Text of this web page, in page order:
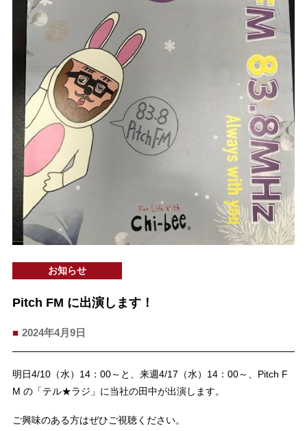
お知らせ
Pitch FM に出演します！
2024年4月9日
明日4/10（水）14：00～と、来週4/17（水）14：00～、Pitch F
M の「テル★ラジ」に当社の田中が出演します。
ご興味のある方はぜひご視聴ください。